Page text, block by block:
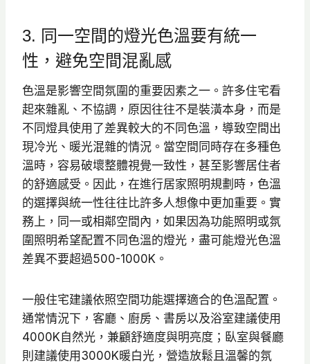
3. 同一空間的燈光色溫要有統一
性，避免空間混亂感
色溫是影響空間氛圍的重要因素之一。許多住宅看
起來雜亂、不協調，原因往往不是裝潢本身，而是
不同燈具使用了差異較大的不同色溫，導致空間出
現冷光、暖光混雜的情況。當空間同時存在多種色
溫時，容易破壞整體視覺一致性，甚至影響居住者
的舒適感受。因此，在進行居家照明規劃時，色溫
的選擇與統一性往往比許多人想像中更加重要。實
務上，同一或相鄰空間內，如果因為功能照明或氛
圍照明希望配置不同色溫的燈光，盡可能燈光色溫
差異不要超過500-1000K。
一般住宅建議依照空間功能選擇適合的色溫配置。
通常情況下，客廳、廚房、書房以及浴室建議使用
4000K自然光，兼顧舒適度與明亮度；臥室與餐廳
則建議使用3000K暖白光，營造放鬆且溫馨的氛